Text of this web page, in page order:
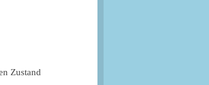
Zustand